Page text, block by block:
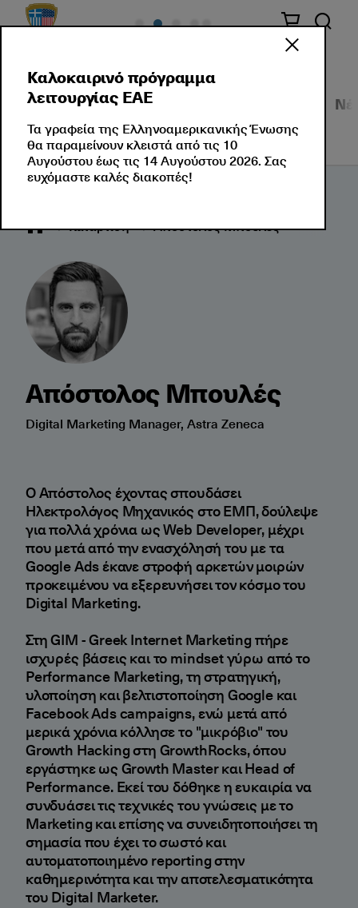
Σεμινάρια Εταιρικές Λύσεις
Κατάρτιση Απόστολος Μπουλές
Απόστολος Μπουλές
Digital Marketing Manager, Astra Zeneca
Ο Απόστολος έχοντας σπουδάσει
Ηλεκτρολόγος Μηχανικός στο ΕΜΠ, δούλεψε
για πολλά χρόνια ως Web Developer, μέχρι
που μετά από την ενασχόλησή του με τα
Google Ads έκανε στροφή αρκετών μοιρών
προκειμένου να εξερευνήσει τον κόσμο του
Digital Marketing.
Στη GIM - Greek Internet Marketing πήρε
ισχυρές βάσεις και το mindset γύρω από το
Performance Marketing, τη στρατηγική,
υλοποίηση και βελτιστοποίηση Google και
Facebook Ads campaigns, ενώ μετά από
μερικά χρόνια κόλλησε το "μικρόβιο" του
Growth Hacking στη GrowthRocks, όπου
εργάστηκε ως Growth Master και Head of
Performance. Εκεί του δόθηκε η ευκαιρία να
συνδυάσει τις τεχνικές του γνώσεις με το
Marketing και επίσης να συνειδητοποιήσει τη
σημασία που έχει το σωστό και
αυτοματοποιημένο reporting στην
καθημερινότητα και την αποτελεσματικότητα
του Digital Marketer.
Καλοκαιρινό πρόγραμμα
λειτουργίας ΕΑΕ
Τα γραφεία της Ελληνοαμερικανικής Ένωσης
θα παραμείνουν κλειστά από τις 10
Αυγούστου έως τις 14 Αυγούστου 2026. Σας
ευχόμαστε καλές διακοπές!